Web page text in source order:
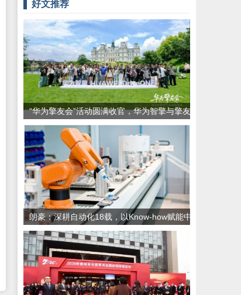
好文推荐
“华为擎友会”活动圆满收官，华为智擎与擎友
共同定义一辆好车
朗豪：深耕自动化18载，以Know-how赋能中
国制造数字化转型